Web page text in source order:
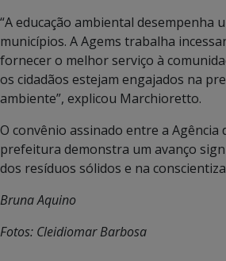
“A educação ambiental desempenha
municípios. A Agems trabalha
fornecer o melhor serviço à
os cidadãos estejam engajados na
ambiente”, explicou Marchioretto.
O convênio assinado entre a Agência
prefeitura demonstra um avanço
dos resíduos sólidos e na
Bruna Aquino
Fotos: Cleidiomar Barbosa